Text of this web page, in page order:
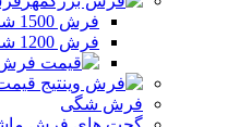
فرش 1500 شانه بزرگمهر
فرش 1200 شانه بزرگمهر
فرش شگی